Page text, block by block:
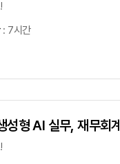
: 7시간
형 AI 실무, 재무회계